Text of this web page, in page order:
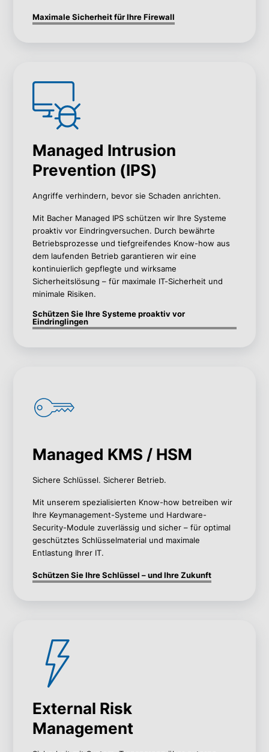
Maximale Sicherheit für Ihre Firewall
Managed Intrusion
Prevention (IPS)
Angriffe verhindern, bevor sie Schaden anrichten.
Mit Bacher Managed IPS schützen wir Ihre Systeme
proaktiv vor Eindringversuchen. Durch bewährte
Betriebsprozesse undtiefgreifendes Know-how aus
dem laufenden Betrieb garantieren wireine
kontinuierlich gepflegte und wirksame
Sicherheitslösung – für maximale IT-Sicherheit und
minimale Risiken.
Schützen Sie Ihre Systeme proaktiv vor
Eindringlingen
Managed KMS / HSM
Sichere Schlüssel. Sicherer Betrieb.
Mit unserem spezialisierten Know-how betreiben wir
Ihre Keymanagement-Systeme und Hardware-
Security-Module zuverlässig und sicher – für optimal
geschütztes Schlüsselmaterial und maximale
Entlastung Ihrer IT.
Schützen Sie Ihre Schlüssel – und Ihre Zukunft
External Risk
Management